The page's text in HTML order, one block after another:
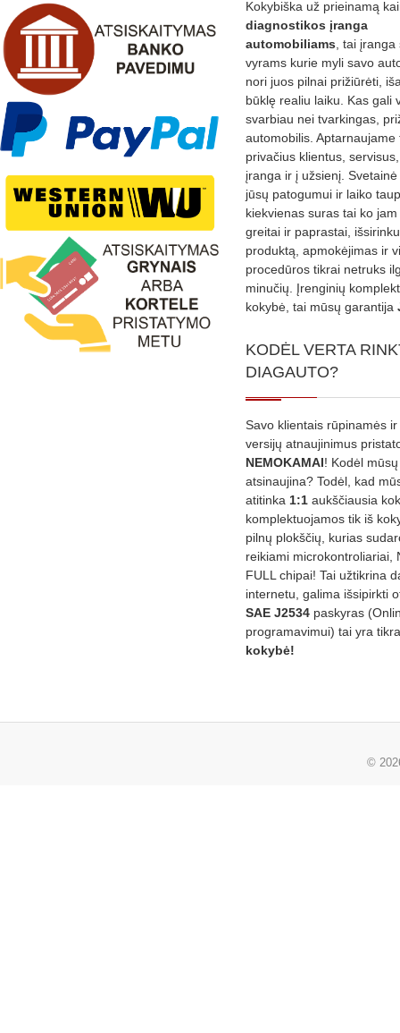
Kokybiška už prieinamą
diagnostikos įranga
automobiliams , tai
vyrams kurie myli savo
nori juos pilnai prižiūrėti,
būklę realiu laiku. Kas gali
svarbiau nei tvarkingas,
automobilis. Aptarnaujame
privačius klientus,
įranga ir į užsienį.
jūsų patogumui ir laiko
kiekvienas suras tai ko
greitai ir paprastai,
produktą, apmokėjimas ir
procedūros tikrai netruks
minučių. Įrenginių
kokybė, tai mūsų garantija
KODĖL VERTA
DIAGAUTO?
Savo klientais rūpinamės
versijų atnaujinimus
NEMOKAMAI! Kodėl
atsinaujina? Todėl, kad
atitinka 1:1 aukščiausia
komplektuojamos tik iš
pilnų plokščių, kurias
reikiami microkontroliariai,
FULL chipai! Tai užtikrina
internetu, galima išsipirkti
SAE J2534 paskyras
programavimui) tai yra
kokybė!
©